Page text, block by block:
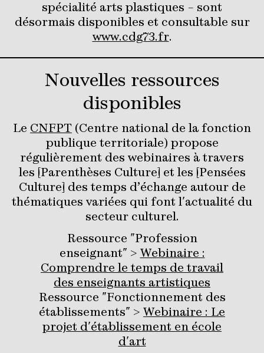
spécialité arts plastiques – sont
désormais disponibles et consultable sur
www.cdg73.fr.
Nouvelles ressources
disponibles
Le CNFPT (Centre national de la fonction
publique territoriale) propose
régulièrement des webinaires à travers
les [Parenthèses Culture] et les [Pensées
Culture] des temps d’échange autour de
thématiques variées qui font l'actualité du
secteur culturel.
Ressource "Profession
enseignant" > Webinaire :
Comprendre le temps de travail
des enseignants artistiques
Ressource "Fonctionnement des
établissements" > Webinaire : Le
projet d'établissement en école
d'art